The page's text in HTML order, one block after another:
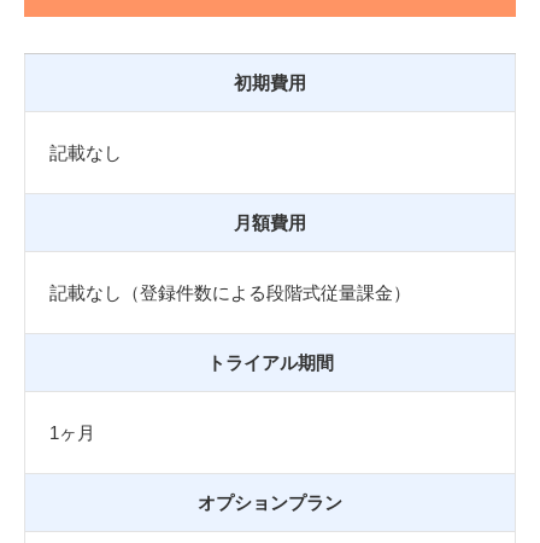
初期費用
記載なし
月額費用
記載なし（登録件数による段階式従量課金）
トライアル期間
1ヶ月
オプションプラン